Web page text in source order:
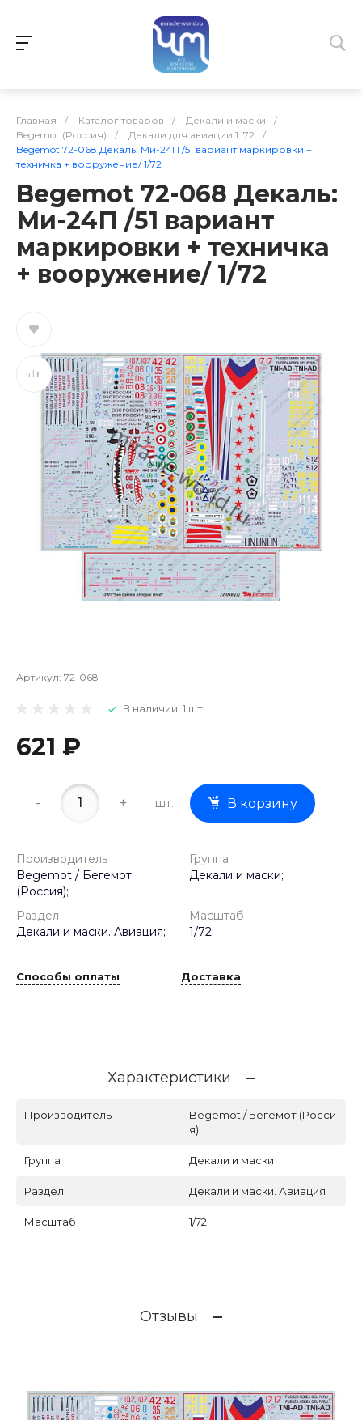
Главная / Каталог товаров / Декали и маски
/
Begemot (Россия)
/ Декали для авиации 1: 72
/
Begemot 72-068 Декаль: Ми-24П /51 вариант маркировки +
техничка + вооружение/ 1/72
Begemot 72-068 Декаль:
Ми-24П /51 вариант
маркировки + техничка
+ вооружение/ 1/72
Артикул: 72-068
В наличии: 1 шт
621 ₽
- + шт. В корзину
Производитель
Begemot / Бегемот
(Россия);
Группа
Декали и маски;
Раздел
Декали и маски. Авиация;
Масштаб
1/72;
Способы оплаты Доставка
Характеристики
Производитель
Begemot / Бегемот (Росси
я)
Группа Декали и маски
Раздел Декали и маски. Авиация
Масштаб 1/72
Отзывы